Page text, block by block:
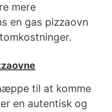
mere
en gas pizzaovn
til at komme
en autentisk og